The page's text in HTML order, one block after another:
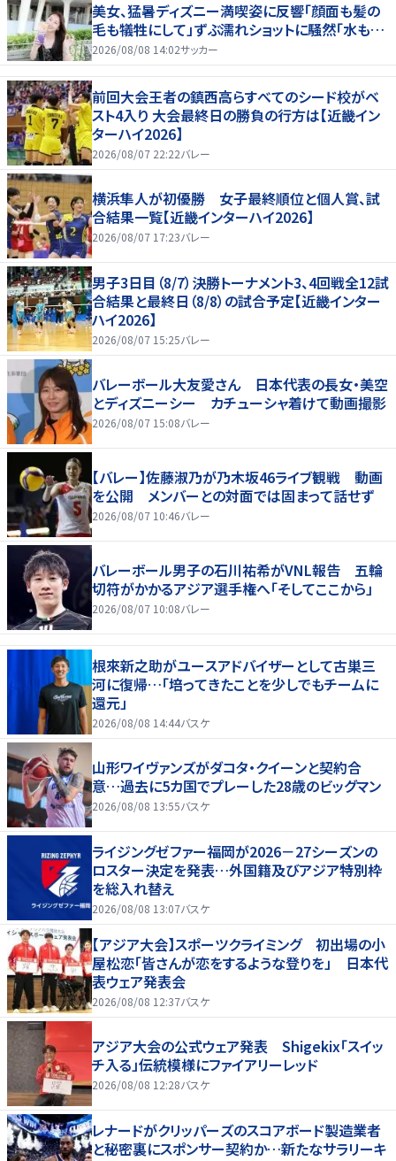
美女、猛暑ディズニー満喫姿に反響「顔面も髪の
毛も犠牲にして」ずぶ濡れショットに騒然「水も滴
る」「女優さんかと」
2026/08/08 14:02サッカー
前回大会王者の鎮西高らすべてのシード校がベ
スト4入り 大会最終日の勝負の行方は【近畿イン
ターハイ2026】
2026/08/07 22:22バレー
横浜隼人が初優勝 女子最終順位と個人賞、試
合結果一覧【近畿インターハイ2026】
2026/08/07 17:23バレー
男子3日目（8/7）決勝トーナメント3、4回戦全12試
合結果と最終日（8/8）の試合予定【近畿インター
ハイ2026】
2026/08/07 15:25バレー
バレーボール大友愛さん 日本代表の長女・美空
とディズニーシー カチューシャ着けて動画撮影
2026/08/07 15:08バレー
【バレー】佐藤淑乃が乃木坂46ライブ観戦 動画
を公開 メンバーとの対面では固まって話せず
2026/08/07 10:46バレー
バレーボール男子の石川祐希がVNL報告 五輪
切符がかかるアジア選手権へ「そしてここから」
2026/08/07 10:08バレー
根來新之助がユースアドバイザーとして古巣三
河に復帰…「培ってきたことを少しでもチームに
還元」
2026/08/08 14:44バスケ
山形ワイヴァンズがダコタ・クイーンと契約合
意…過去に5カ国でプレーした28歳のビッグマン
2026/08/08 13:55バスケ
ライジングゼファー福岡が2026－27シーズンの
ロスター決定を発表…外国籍及びアジア特別枠
を総入れ替え
2026/08/08 13:07バスケ
【アジア大会】スポーツクライミング 初出場の小
屋松恋「皆さんが恋をするような登りを」 日本代
表ウェア発表会
2026/08/08 12:37バスケ
アジア大会の公式ウェア発表 Shigekix「スイッ
チ入る」伝統模様にファイアリーレッド
2026/08/08 12:28バスケ
レナードがクリッパーズのスコアボード製造業者
と秘密裏にスポンサー契約か‬…新たなサラリーキ